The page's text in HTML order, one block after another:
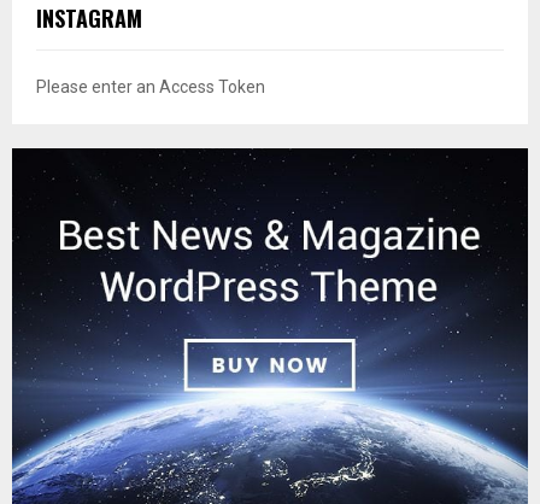
INSTAGRAM
Please enter an Access Token